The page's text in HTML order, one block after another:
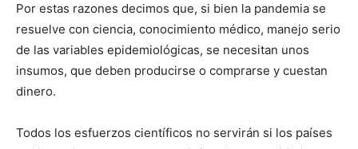
Por estas razones decimos que, si bien la pandemia se
resuelve con ciencia, conocimiento médico, manejo serio
de las variables epidemiológicas, se necesitan unos
insumos, que deben producirse o comprarse y cuestan
dinero.
Todos los esfuerzos científicos no servirán si los países